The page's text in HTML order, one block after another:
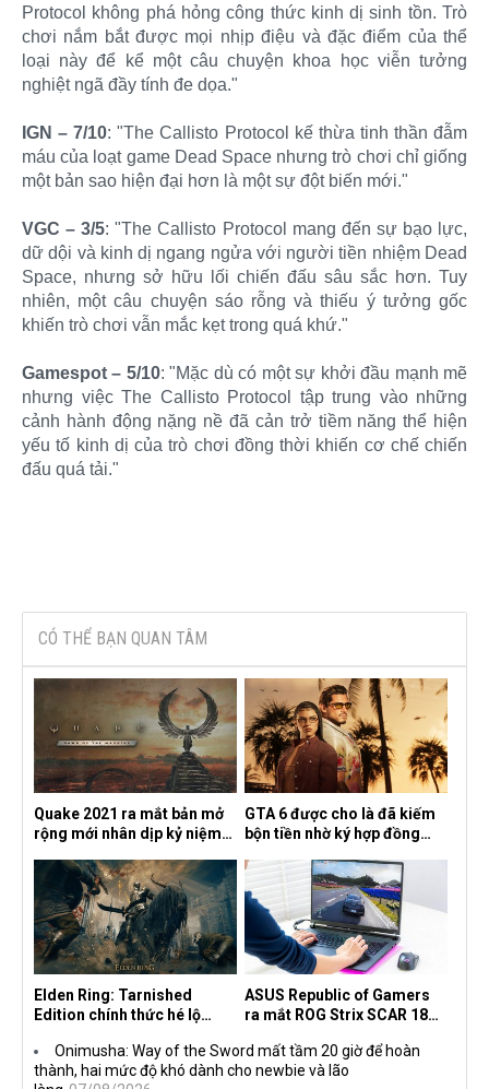
Protocol không phá hỏng công thức kinh dị sinh tồn. Trò
chơi nắm bắt được mọi nhịp điệu và đặc điểm của thể
loại này để kể một câu chuyện khoa học viễn tưởng
nghiệt ngã đầy tính đe dọa."
IGN – 7/10: "The Callisto Protocol kế thừa tinh thần đẫm
máu của loạt game Dead Space nhưng trò chơi chỉ giống
một bản sao hiện đại hơn là một sự đột biến mới."
VGC – 3/5: "The Callisto Protocol mang đến sự bạo lực,
dữ dội và kinh dị ngang ngửa với người tiền nhiệm Dead
Space, nhưng sở hữu lối chiến đấu sâu sắc hơn. Tuy
nhiên, một câu chuyện sáo rỗng và thiếu ý tưởng gốc
khiến trò chơi vẫn mắc kẹt trong quá khứ."
Gamespot – 5/10: "Mặc dù có một sự khởi đầu mạnh mẽ
nhưng việc The Callisto Protocol tập trung vào những
cảnh hành động nặng nề đã cản trở tiềm năng thể hiện
yếu tố kinh dị của trò chơi đồng thời khiến cơ chế chiến
đấu quá tải."
CÓ THỂ BẠN QUAN TÂM
Quake 2021 ra mắt bản mở
rộng mới nhân dịp kỷ niệm
the Machine
GTA 6 được cho là đã kiếm
bộn tiền nhờ ký hợp đồng
Elden Ring: Tarnished
Edition chính thức hé lộ
ASUS Republic of Gamers
ra mắt ROG Strix SCAR 18
Onimusha: Way of the Sword mất tầm 20 giờ để hoàn
thành, hai mức độ khó dành cho newbie và lão